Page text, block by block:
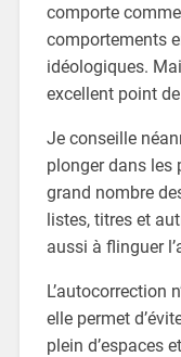
comporte
comportements
idéologiques.
excellent point
Je conseille
plonger dans les
grand nombre
listes, titres et
aussi à flinguer
L’autocorrection
elle permet
plein d’espaces